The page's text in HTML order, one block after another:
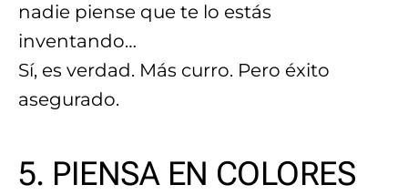
nadie piense que te lo estás
inventando…
Sí, es verdad. Más curro. Pero éxito
asegurado.
5. PIENSA EN COLORES